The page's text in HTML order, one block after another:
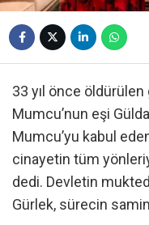
33 yıl önce
Mumcu’nun eşi
Mumcu’yu kabul
cinayetin tüm
dedi. Devletin
Gürlek, sürecin